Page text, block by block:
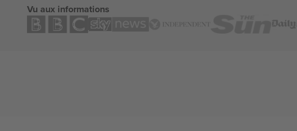
Vu aux informations